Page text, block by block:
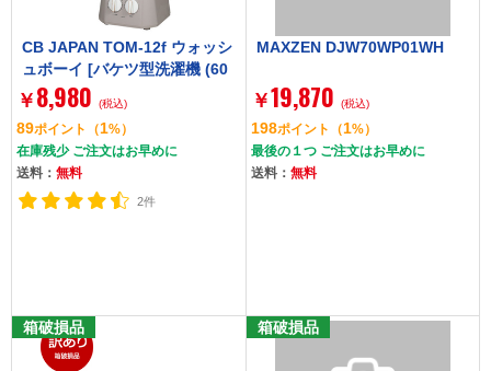
CB JAPAN TOM-12f ウォッシ
ュボーイ [バケツ型洗濯機 (60
0g)]
￥ 8,980 (税込)
89ポイント （1%）
在庫残少 ご注文はお早めに
送料：無料
2件
MAXZEN DJW70WP01WH
￥19,870 (税込)
198ポイント （1%）
最後の１つ ご注文はお早めに
送料： 無料
箱破損品 箱破損品